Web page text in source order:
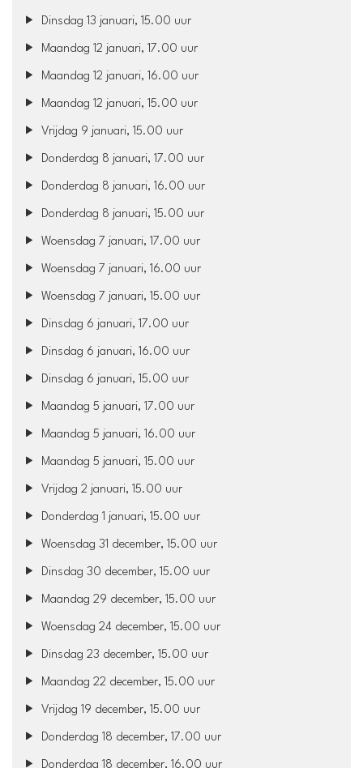
Dinsdag 13 januari, 15.00 uur
Maandag 12 januari, 17.00 uur
Maandag 12 januari, 16.00 uur
Maandag 12 januari, 15.00 uur
Vrijdag 9 januari, 15.00 uur
Donderdag 8 januari, 17.00 uur
Donderdag 8 januari, 16.00 uur
Donderdag 8 januari, 15.00 uur
Woensdag 7 januari, 17.00 uur
Woensdag 7 januari, 16.00 uur
Woensdag 7 januari, 15.00 uur
Dinsdag 6 januari, 17.00 uur
Dinsdag 6 januari, 16.00 uur
Dinsdag 6 januari, 15.00 uur
Maandag 5 januari, 17.00 uur
Maandag 5 januari, 16.00 uur
Maandag 5 januari, 15.00 uur
Vrijdag 2 januari, 15.00 uur
Donderdag 1 januari, 15.00 uur
Woensdag 31 december, 15.00 uur
Dinsdag 30 december, 15.00 uur
Maandag 29 december, 15.00 uur
Woensdag 24 december, 15.00 uur
Dinsdag 23 december, 15.00 uur
Maandag 22 december, 15.00 uur
Vrijdag 19 december, 15.00 uur
Donderdag 18 december, 17.00 uur
Donderdag 18 december, 16.00 uur